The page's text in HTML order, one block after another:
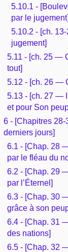
5.10.1 -
par le jugement]
5.10.2 - [ch.
jugement]
5.11 - [ch. 25 —
tout]
5.12 - [ch. 26 —
5.13 - [ch. 27 —
et pour Son
6 - [Chapitres
derniers jours]
6.1 - [Chap. 28
par le fléau du
6.2 - [Chap. 29
par l’Éternel]
6.3 - [Chap. 30
grâce à son
6.4 - [Chap. 31
des nations]
6.5 - [Chap. 32